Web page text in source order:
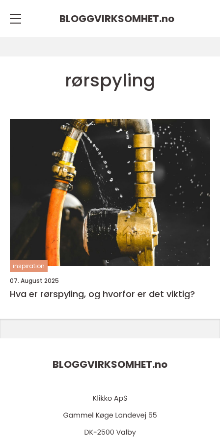
BLOGGVIRKSOMHET.no
rørspyling
inspiration
07. August 2025
Hva er rørspyling, og hvorfor er det viktig?
BLOGGVIRKSOMHET.no